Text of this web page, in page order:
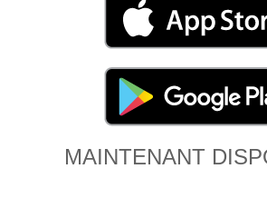
MAINTENANT